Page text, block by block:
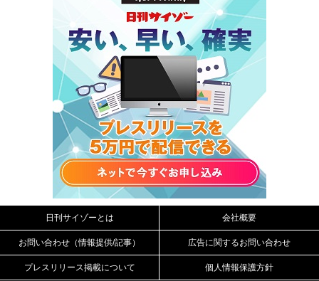
日刊サイゾーとは 会社概要
お問い合わせ（情報提供/記事） 広告に関するお問い合わせ
プレスリリース掲載について 個人情報保護方針